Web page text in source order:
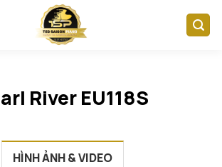
River EU118S
HÌNH ẢNH & VIDEO